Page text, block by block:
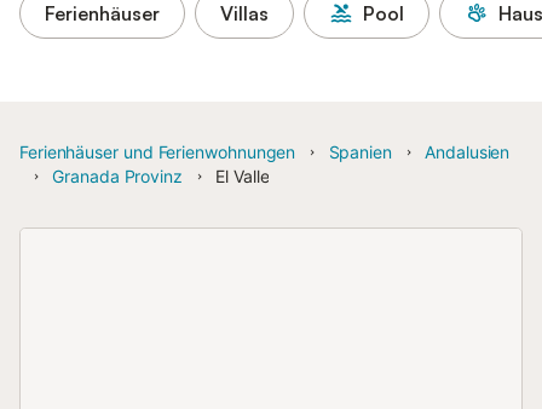
Ferienhäuser Villas Pool
Ferienhäuser und Ferienwohnungen Spanien
Andalusien
Granada Provinz
El Valle